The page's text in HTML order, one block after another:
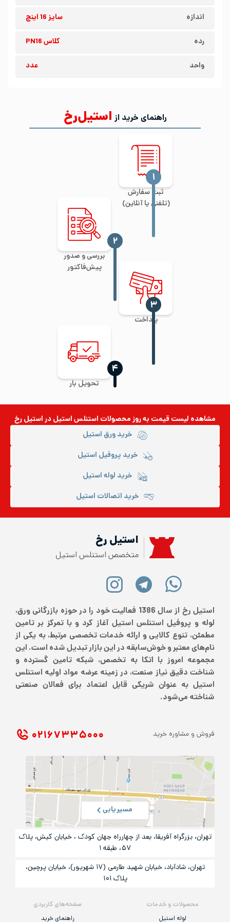
اندازه سایز 16 اینچ
رده کلاس PN16
واحد عدد
راهنمای خرید از استیل‌رخ
ثبت سفارش
(تلفنی یا آنلاین)
‍۱
بررسی و صدور
پیش‌فاکتور
‍۲
پرداخت
‍۳
تحویل بار
‍۴
مشاهده لیست قیمت به روزمحصولات استنلس استیلدر استیل رخ
خرید ورق استیل
خرید پروفیل استیل
خرید لوله استیل
خرید اتصالات استیل
استیل رخ
متخصص استنلس استیل
استیل رخ از سال 1386 فعالیت خود را در حوزه بازرگانی ورق،
لوله و پروفیل استنلس استیل آغاز کرد و با تمرکز بر تامین
مطمئن، تنوع کالایی و ارائه خدمات تخصصی مرتبط، به یکی از
نام‌های معتبر و خوش‌سابقه در این بازار تبدیل شده است. این
مجموعه امروز با اتکا به تخصص، شبکه تامین گسترده و
شناخت دقیق نیاز صنعت، در زمینه عرضه مواد اولیه استنلس
استیل به عنوان شریکی قابل اعتماد برای فعالان صنعتی
شناخته می‌شود.
محصولات و خدمات
لوله استیل
صفحه‌های کاربردی
راهنمای خرید
فروش و مشاوره خرید ۰۲۱ ۶۷۳۳۵۰۰۰
مسیریابی
تهران، بزرگراه آفریقا، بعد از چهارراه جهان کودک ، خیابان کیش، پلاک
۵۷، طبقه ۱
تهران، شادآباد، خیابان شهید طارمی (۱۷ شهریور)، خیایان پرچین،
پلاک ۱۰۱